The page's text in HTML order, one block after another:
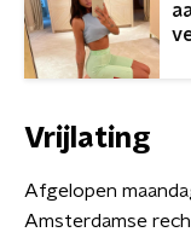
Vrijlating
Afgelopen
Amsterdamse